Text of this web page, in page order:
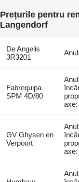
Prețurile pentru
Langendorf
De Angelis
3R3201
Fabrequipa
SPM 4D/80
axe:
GV Ghysen en
Verpoort
axe: